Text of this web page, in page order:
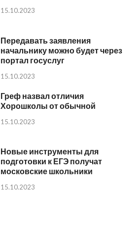
15.10.2023
Передавать заявления
начальнику можно будет через
портал госуслуг
15.10.2023
Греф назвал отличия
Хорошколы от обычной
15.10.2023
Новые инструменты для
подготовки к ЕГЭ получат
московские школьники
15.10.2023